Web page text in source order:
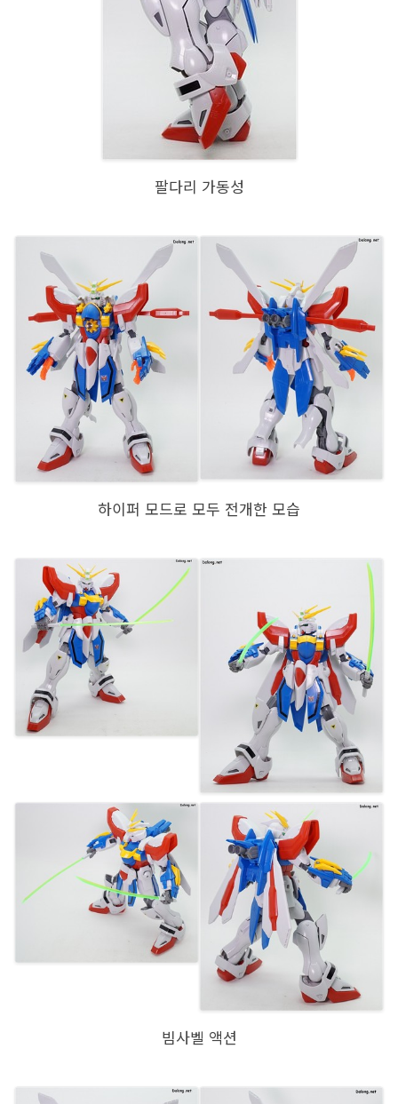
팔다리 가동성
하이퍼 모드로 모두 전개한 모습
빔사벨 액션